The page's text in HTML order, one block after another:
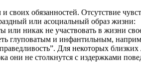
своих обязанностей. Отсутствие
или асоциальный образ жизни:
или никак не участвовать в жизни
глуповатым и инфантильным,
Для некоторых
они не столкнутся с издержками